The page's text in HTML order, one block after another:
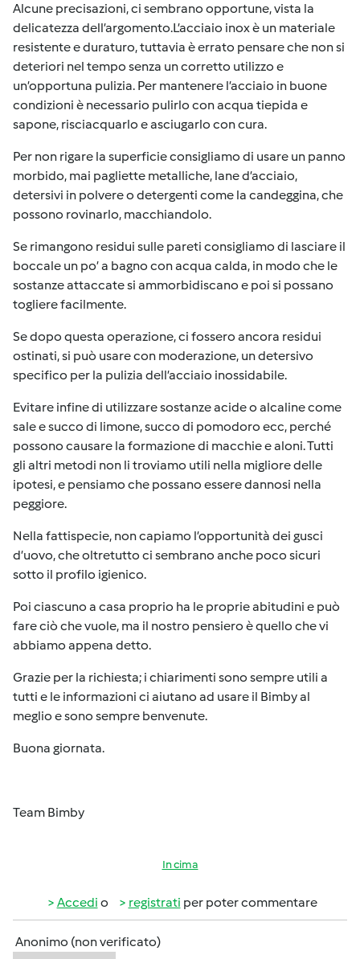
Alcune precisazioni, ci sembrano opportune, vista la
delicatezza dell’argomento.L’acciaio inox è un materiale
resistente e duraturo, tuttavia è errato pensare che non si
deteriori nel tempo senza un corretto utilizzo e
un’opportuna pulizia. Per mantenere l’acciaio in buone
condizioni è necessario pulirlo con acqua tiepida e
sapone, risciacquarlo e asciugarlo con cura.
Per non rigare la superficie consigliamo di usare un panno
morbido, mai pagliette metalliche, lane d’acciaio,
detersivi in polvere o detergenti come la candeggina, che
possono rovinarlo, macchiandolo.
Se rimangono residui sulle pareti consigliamo di lasciare il
boccale un po’ a bagno con acqua calda, in modo che le
sostanze attaccate si ammorbidiscano e poi si possano
togliere facilmente.
Se dopo questa operazione, ci fossero ancora residui
ostinati, si può usare con moderazione, un detersivo
specifico per la pulizia dell’acciaio inossidabile.
Evitare infine di utilizzare sostanze acide o alcaline come
sale e succo di limone, succo di pomodoro ecc, perché
possono causare la formazione di macchie e aloni. Tutti
gli altri metodi non li troviamo utili nella migliore delle
ipotesi, e pensiamo che possano essere dannosi nella
peggiore.
Nella fattispecie, non capiamo l’opportunità dei gusci
d’uovo, che oltretutto ci sembrano anche poco sicuri
sotto il profilo igienico.
Poi ciascuno a casa proprio ha le proprie abitudini e può
fare ciò che vuole, ma il nostro pensiero è quello che vi
abbiamo appena detto.
Grazie per la richiesta; i chiarimenti sono sempre utili a
tutti e le informazioni ci aiutano ad usare il Bimby al
meglio e sono sempre benvenute.
Buona giornata.
Team Bimby
In cima
Accedi o registrati per poter commentare
Anonimo (non verificato)